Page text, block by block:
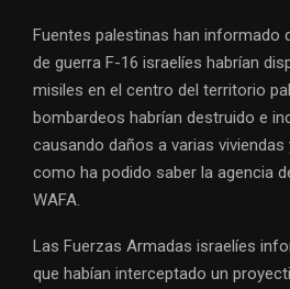
Fuentes palestinas han informado
de guerra F-16 israelíes habrían
misiles en el centro del territorio
bombardeos habrían destruido e
causando daños a varias viviendas
como ha podido saber la agencia
WAFA.
Las Fuerzas Armadas israelíes
que habían interceptado un